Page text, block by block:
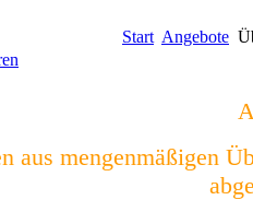
Start Angebote
aus mengenmäßigen